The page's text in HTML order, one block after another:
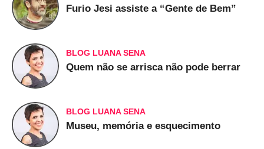
Furio Jesi assiste a “Gente de Bem”
BLOG LUANA SENA
Quem não se arrisca não pode berrar
BLOG LUANA SENA
Museu, memória e esquecimento